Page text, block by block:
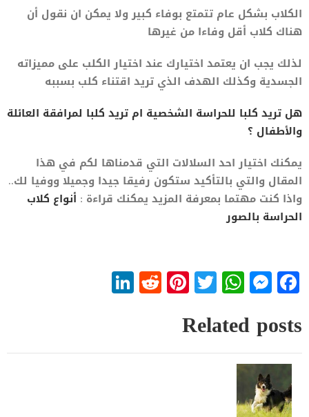
الكلاب بشكل عام تتمتع بوفاء كبير ولا يمكن ان نقول أن
هناك كلاب أقل وفاءا من غيرها
لذلك يجب ان يعتمد اختيارك عند اختيار الكلب على مميزاته
الجسدية وكذلك الهدف الذي تريد اقتناء كلب بسببه
هل تريد كلبا للحراسة الشخصية ام تريد كلبا لمرافقة العائلة
والأطفال ؟
يمكنك اختيار احد السلالات التي قدمناها لكم في هذا
المقال والتي بالتأكيد ستكون رفيقا جيدا وجميلا ووفيا لك..
واذا كنت مهتما بمعرفة المزيد يمكنك قراءة : أنواع كلاب
الحراسة بالصور
Facebook
Messenger
WhatsApp
Twitter
Pinterest
Reddit
Related posts